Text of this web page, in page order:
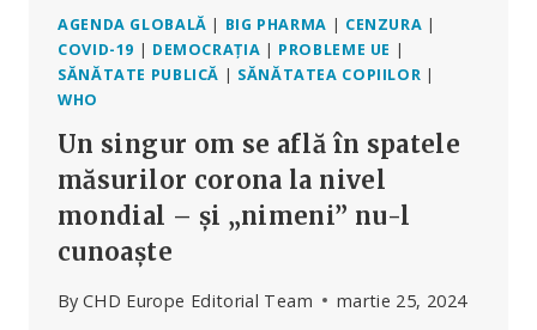
AGENDA GLOBALĂ | BIG PHARMA | CENZURA |
COVID-19 | DEMOCRAȚIA | PROBLEME UE |
SĂNĂTATE PUBLICĂ | SĂNĂTATEA COPIILOR |
WHO
Un singur om se află în spatele
măsurilor corona la nivel
mondial – și „nimeni” nu-l
cunoaște
By CHD Europe Editorial Team martie 25, 2024